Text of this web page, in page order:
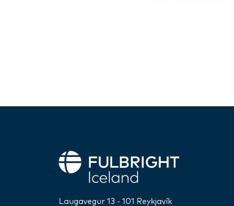
Fulbright
Laugavegur 13 - 101 Reykjavík